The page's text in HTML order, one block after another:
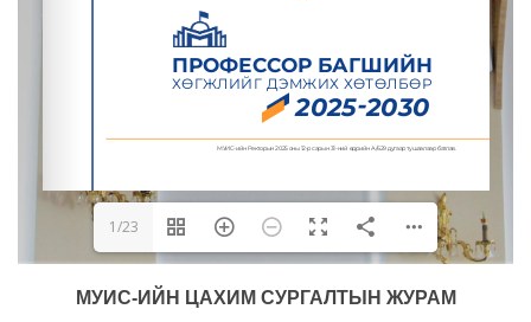
1/23
МУИС-ИЙН ЦАХИМ СУРГАЛТЫН ЖУРАМ